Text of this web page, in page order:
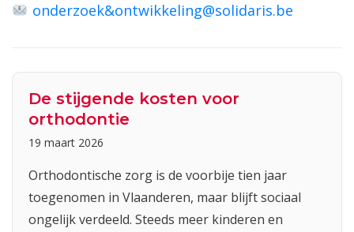
onderzoek&ontwikkeling@solidaris.be
De stijgende kosten voor
orthodontie
19 maart 2026
Orthodontische zorg is de voorbije tien jaar
toegenomen in Vlaanderen, maar blijft sociaal
ongelijk verdeeld. Steeds meer kinderen en